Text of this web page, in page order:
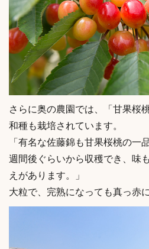
さらに奥の農園では、「甘果桜
和種も栽培されています。
「有名な佐藤錦も甘果桜桃の一
週間後ぐらいから収穫でき、味
えがあります。」
大粒で、完熟になっても真っ赤